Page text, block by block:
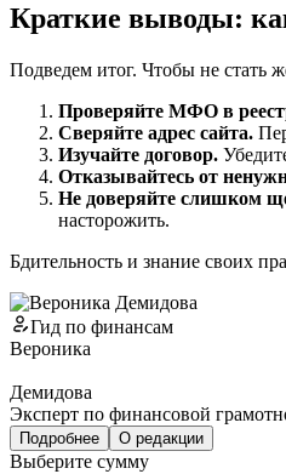
Краткие выводы:
Подведем итог. Чтобы не стать
Проверяйте МФО в
Сверяйте адрес сайта.
Изучайте договор.
Отказывайтесь от
Не доверяйте слишком
насторожить.
Бдительность и знание своих
Гид по финансам
Вероника
Демидова
Эксперт по финансовой
Подробнее О редакции
Выберите сумму